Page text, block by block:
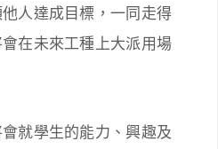
人達成目標，一同走得
在未來工種上大派用場
就學生的能力、興趣及